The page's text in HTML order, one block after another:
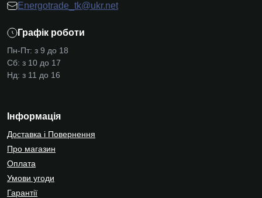
Energotrade_tk@ukr.net
Графік роботи
Пн-Пт: з 9 до 18
Сб: з 10 до 17
Нд: з 11 до 16
Інформація
Доставка і Повернення
Про магазин
Оплата
Умови угоди
Гарантії